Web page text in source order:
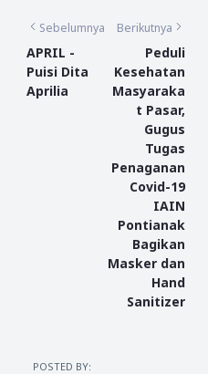
Sebelumnya
APRIL -
Puisi Dita
Aprilia
Berikutnya
Peduli
Kesehatan
Masyaraka
t Pasar,
Gugus
Tugas
Penaganan
Covid-19
IAIN
Pontianak
Bagikan
Masker dan
Hand
Sanitizer
POSTED BY: